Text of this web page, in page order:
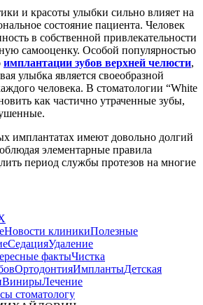
и красоты улыбки сильно влияет на
состояние пациента. Человек
в собственной привлекательности
самооценку. Особой популярностью
имплантации зубов верхней челюсти,
улыбка является своеобразной
человека. В стоматологии “White
как частично утраченные зубы,
имплантатах имеют довольно долгий
элементарные правила
период службы протезов на многие
Новости клиникиПолезные
СедацияУдаление
фактыЧистка
ОртодонтияИмплантыДетская
ВинирыЛечение
стоматологу